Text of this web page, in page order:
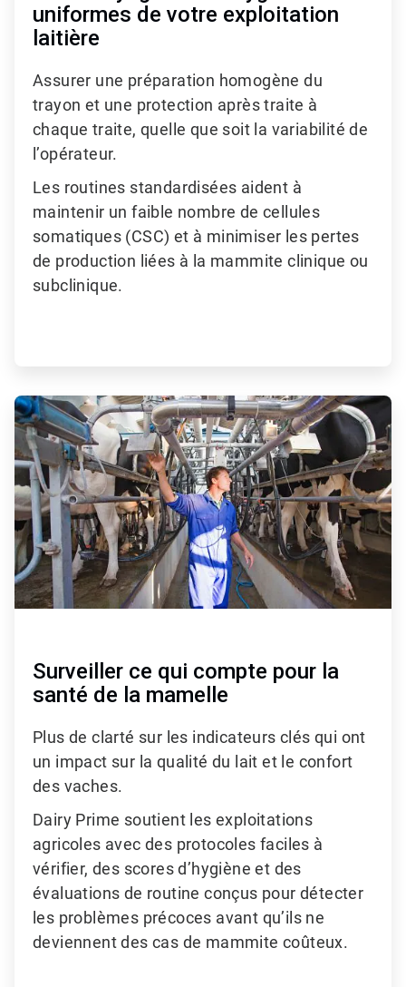
uniformes de votre exploitation
laitière
Assurer une préparation homogène du
trayon et une protection après traite à
chaque traite, quelle que soit la variabilité de
l’opérateur.
Les routines standardisées aident à
maintenir un faible nombre de cellules
somatiques (CSC) et à minimiser les pertes
de production liées à la mammite clinique ou
subclinique.
ArticleTile
2
de
3
Surveiller ce qui compte pour la
santé de la mamelle
Plus de clarté sur les indicateurs clés qui ont
un impact sur la qualité du lait et le confort
des vaches.
Dairy Prime soutient les exploitations
agricoles avec des protocoles faciles à
vérifier, des scores d’hygiène et des
évaluations de routine conçus pour détecter
les problèmes précoces avant qu’ils ne
deviennent des cas de mammite coûteux.